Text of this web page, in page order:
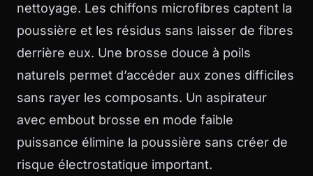
nettoyage. Les chiffons microfibres captent la
poussière et les résidus sans laisser de fibres
derrière eux. Une brosse douce à poils
naturels permet d’accéder aux zones difficiles
sans rayer les composants. Un aspirateur
avec embout brosse en mode faible
puissance élimine la poussière sans créer de
risque électrostatique important.